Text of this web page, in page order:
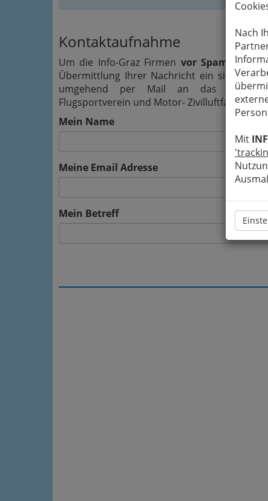
Nach
Mit
Kontaktaufnahme
Um die Info-Graz Firmen vor Spam-Mails
Übermittlung Ihrer Nachricht ein sicheres
umgehend per Mail an das
Flugsportverein und Motor-
Mein Name
Meine Email Adresse
Mein Betreff